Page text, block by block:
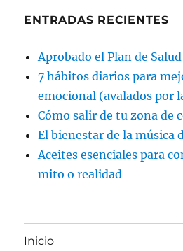
ENTRADAS RECIENTES
Aprobado el Plan de
7 hábitos diarios para
emocional (avalados por
Cómo salir de tu zona de
El bienestar de la música
Aceites esenciales para
mito o realidad
Inicio